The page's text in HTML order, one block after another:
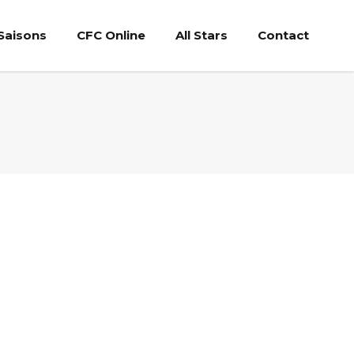
CFC Online All Stars Contact